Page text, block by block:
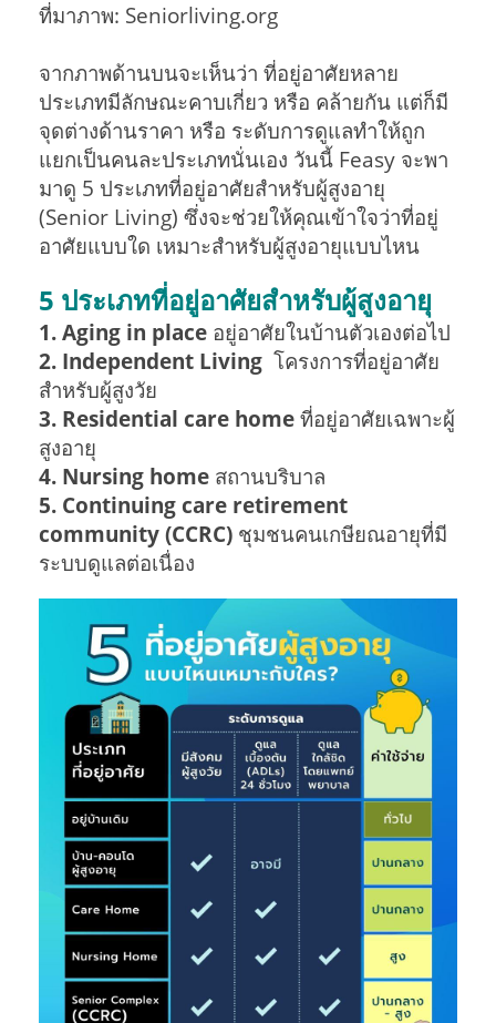
ที่มาภาพ: Seniorliving.org
จากภาพด้านบนจะเห็นว่า ที่อยู่อาศัยหลาย
ประเภทมีลักษณะคาบเกี่ยว หรือ คล้ายกัน แต่ก็มี
จุดต่างด้านราคา หรือ ระดับการดูแลทำให้ถูก
แยกเป็นคนละประเภทนั่นเอง วันนี้ Feasy จะพา
มาดู 5 ประเภทที่อยู่อาศัยสำหรับผู้สูงอายุ
(Senior Living) ซึ่งจะช่วยให้คุณเข้าใจว่าที่อยู่
อาศัยแบบใด เหมาะสำหรับผู้สูงอายุแบบไหน
5 ประเภทที่อยู่อาศัยสำหรับผู้สูงอายุ
1. Aging in place อยู่อาศัยในบ้านตัวเองต่อไป
2. Independent Living โครงการที่อยู่อาศัย
สำหรับผู้สูงวัย
3. Residential care home ที่อยู่อาศัยเฉพาะผู้
สูงอายุ
4. Nursing home สถานบริบาล
5. Continuing care retirement
community (CCRC) ชุมชนคนเกษียณอายุที่มี
ระบบดูแลต่อเนื่อง